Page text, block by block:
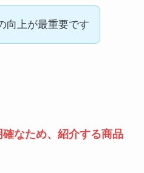
向上が最重要です
なため、紹介する商品